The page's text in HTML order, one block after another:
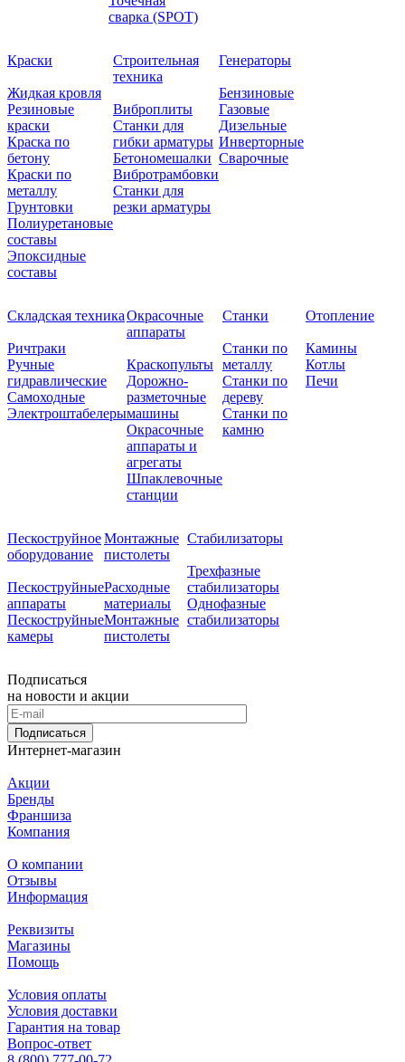
сварка (SPOT)
Краски
Жидкая кровля
Резиновые
краски
Краска по
бетону
Краски по
металлу
Грунтовки
Полиуретановые
составы
Эпоксидные
составы
Строительная
техника
Виброплиты
Станки для
гибки арматуры
Бетономешалки
Вибротрамбовки
Станки для
резки арматуры
Генераторы
Бензиновые
Газовые
Дизельные
Инверторные
Сварочные
Складская техника
Ричтраки
Ручные
гидравлические
Самоходные
Электроштабелеры
Окрасочные
аппараты
Краскопульты
Дорожно-
разметочные
машины
Окрасочные
аппараты и
агрегаты
Шпаклевочные
станции
Станки
Станки по
металлу
Станки по
дереву
Станки по
камню
Отопление
Камины
Котлы
Печи
Пескоструйное
оборудование
Пескоструйные
аппараты
Пескоструйные
камеры
Монтажные
пистолеты
Расходные
материалы
Монтажные
пистолеты
Стабилизаторы
Трехфазные
стабилизаторы
Однофазные
стабилизаторы
Подписаться
на новости и акции
Подписаться
Интернет-магазин
Акции
Бренды
Франшиза
Компания
О компании
Отзывы
Информация
Реквизиты
Магазины
Помощь
Условия оплаты
Условия доставки
Гарантия на товар
Вопрос-ответ